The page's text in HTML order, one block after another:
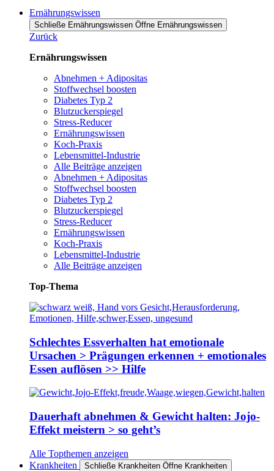
Ernährungswissen
Schließe Ernährungswissen Öffne Ernährungswissen
Zurück
Ernährungswissen
Abnehmen + Adipositas
Stoffwechsel boosten
Diabetes Typ 2
Blutzuckerspiegel
Stress-Reducer
Ernährungswissen
Koch-Praxis
Lebensmittel-Industrie
Alle Beiträge anzeigen
Abnehmen + Adipositas
Stoffwechsel boosten
Diabetes Typ 2
Blutzuckerspiegel
Stress-Reducer
Ernährungswissen
Koch-Praxis
Lebensmittel-Industrie
Alle Beiträge anzeigen
Top-Thema
Schlechtes Essverhalten hat emotionale
Ursachen > Prägungen erkennen + emotionales
Essen auflösen >> Hilfe
Dauerhaft abnehmen & Gewicht halten: Jojo-
Effekt meistern > so geht’s
Alle Topthemen anzeigen
Krankheiten
Schließe Krankheiten Öffne Krankheiten